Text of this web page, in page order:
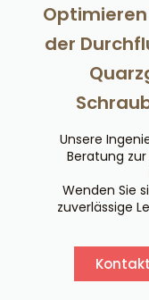
der
Unsere
Beratung
Wenden Sie
zuverlässige